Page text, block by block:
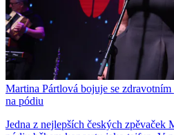
Martina Pártlová bojuje se
na pódiu
Jedna z nejlepších českých zpěvaček